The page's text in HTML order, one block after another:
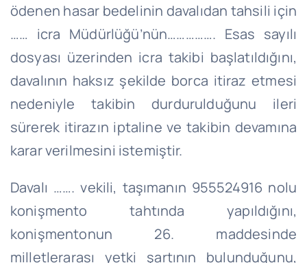
ödenen hasar bedelinin davalıdan tahsili için
…… icra Müdürlüğü’nün……………. Esas sayılı
dosyası üzerinden icra takibi başlatıldığını,
davalının haksız şekilde borca itiraz etmesi
nedeniyle takibin durdurulduğunu ileri
sürerek itirazın iptaline ve takibin devamına
karar verilmesini istemiştir.
Davalı ……. vekili, taşımanın 955524916 nolu
konişmento tahtında yapıldığını,
konişmentonun 26. maddesinde
milletlerarası yetki şartının bulunduğunu,